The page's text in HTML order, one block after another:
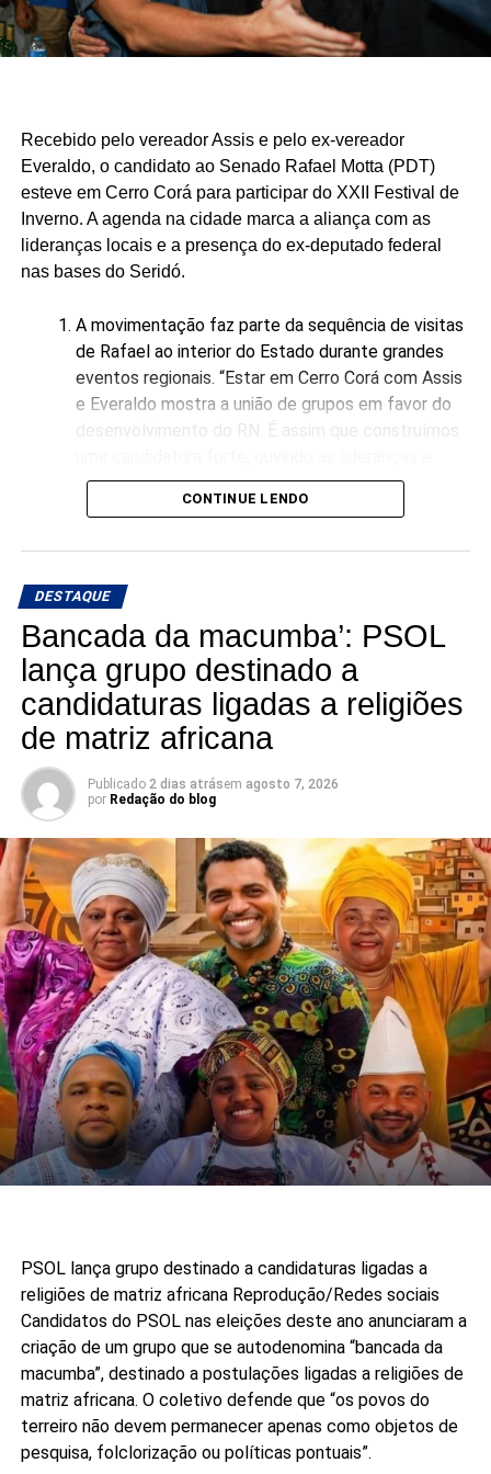
pelo Rio Grande do Norte”, afirmou o pré-candidato em
publicação nas redes sociais.
transformar a experiência acumulada em dois mandatos à
frente da Prefeitura de Assú em um projeto de
representação estadual.
Recebido pelo vereador Assis e pelo ex-vereador
Everaldo, o candidato ao Senado Rafael Motta (PDT)
esteve em Cerro Corá para participar do XXII Festival de
Inverno. A agenda na cidade marca a aliança com as
lideranças locais e a presença do ex-deputado federal
nas bases do Seridó.
A movimentação faz parte da sequência de visitas
de Rafael ao interior do Estado durante grandes
eventos regionais. “Estar em Cerro Corá com Assis
e Everaldo mostra a união de grupos em favor do
desenvolvimento do RN. É assim que construímos
garantindo representatividade direta para o
município no Senado”, declarou Rafael Motta.
CONTINUE LENDO
DESTAQUE
Bancada da macumba’: PSOL
lança grupo destinado a
candidaturas ligadas a religiões
de matriz africana
Publicado 2 dias atrásem agosto 7, 2026
por Redação do blog
PSOL lança grupo destinado a candidaturas ligadas a
religiões de matriz africana Reprodução/Redes sociais
Candidatos do PSOL nas eleições deste ano anunciaram a
criação de um grupo que se autodenomina “bancada da
macumba”, destinado a postulações ligadas a religiões de
matriz africana. O coletivo defende que “os povos do
terreiro não devem permanecer apenas como objetos de
pesquisa, folclorização ou políticas pontuais”.